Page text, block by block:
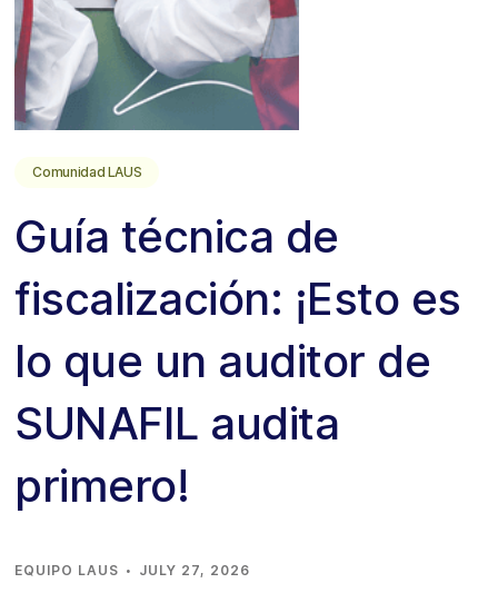
Comunidad LAUS
Guía técnica de
fiscalización: ¡Esto es
lo que un auditor de
SUNAFIL audita
primero!
EQUIPO LAUS · JULY 27, 2026